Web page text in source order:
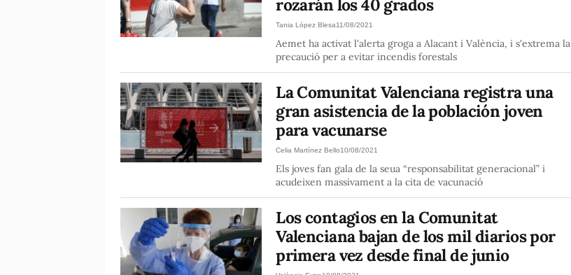
rozarán los 40 grados
Tania López Blesa11/08/2021
Aemet ha activat l'alerta groga a Alacant i València, i s'extrema la
precaució per a evitar incendis forestals
La Comunitat Valenciana registra una
gran asistencia de la población joven
para vacunarse
Celia Martínez Bello10/08/2021
Els joves fan gala de la seua “responsabilitat generacional” i
acudeixen massivament a la cita de vacunació
Los contagios en la Comunitat
Valenciana bajan de los mil diarios por
primera vez desde final de junio